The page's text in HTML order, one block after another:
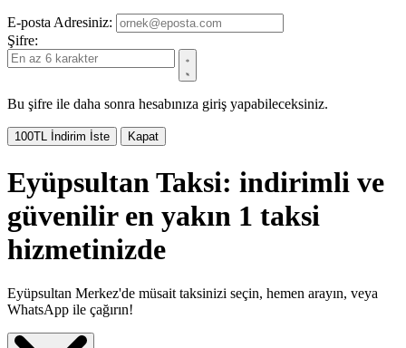
E-posta Adresiniz:
Şifre:
Bu şifre ile daha sonra hesabınıza giriş yapabileceksiniz.
100TL İndirim İste Kapat
Eyüpsultan Taksi: indirimli ve
güvenilir en yakın 1 taksi
hizmetinizde
Eyüpsultan Merkez'de müsait taksinizi seçin, hemen arayın, veya
WhatsApp ile çağırın!